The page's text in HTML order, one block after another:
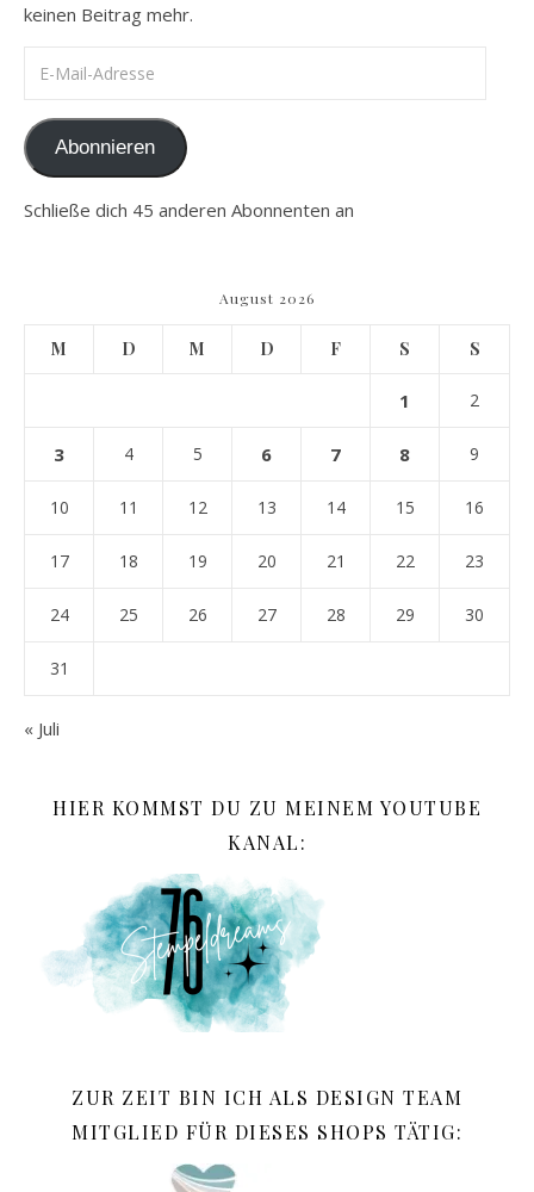
keinen Beitrag mehr.
Abonnieren
Schließe dich 45 anderen Abonnenten an
August 2026
M D M D F S S
1 2
3 4 5 6 7 8 9
10 11 12 13 14 15 16
17 18 19 20 21 22 23
24 25 26 27 28 29 30
31
« Juli
HIER KOMMST DU ZU MEINEM YOUTUBE
KANAL:
ZUR ZEIT BIN ICH ALS DESIGN TEAM
MITGLIED FÜR DIESES SHOPS TÄTIG: